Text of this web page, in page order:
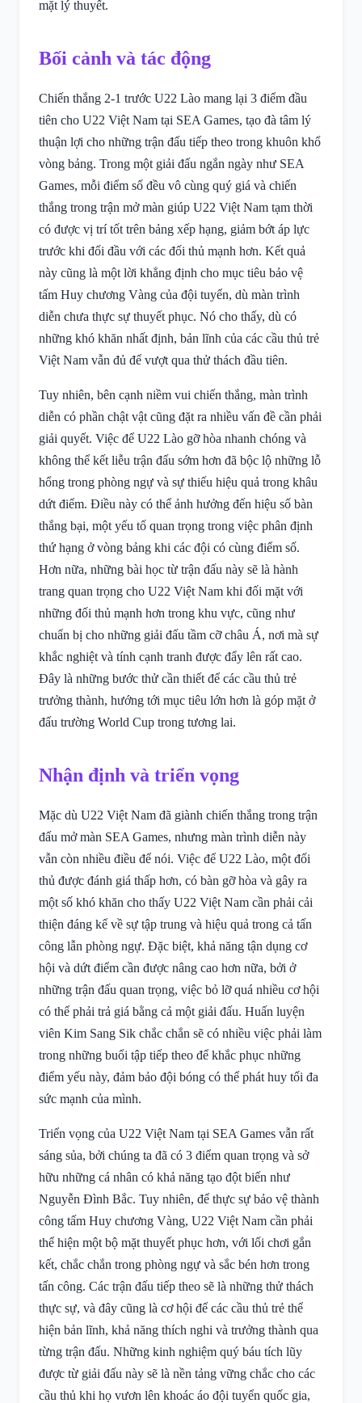
mặt lý thuyết.
Bối cảnh và tác động
Chiến thắng 2-1 trước U22 Lào mang lại 3 điểm đầu
tiên cho U22 Việt Nam tại SEA Games, tạo đà tâm lý
thuận lợi cho những trận đấu tiếp theo trong khuôn khổ
vòng bảng. Trong một giải đấu ngắn ngày như SEA
Games, mỗi điểm số đều vô cùng quý giá và chiến
thắng trong trận mở màn giúp U22 Việt Nam tạm thời
có được vị trí tốt trên bảng xếp hạng, giảm bớt áp lực
trước khi đối đầu với các đối thủ mạnh hơn. Kết quả
này cũng là một lời khẳng định cho mục tiêu bảo vệ
tấm Huy chương Vàng của đội tuyển, dù màn trình
diễn chưa thực sự thuyết phục. Nó cho thấy, dù có
những khó khăn nhất định, bản lĩnh của các cầu thủ trẻ
Việt Nam vẫn đủ để vượt qua thử thách đầu tiên.
Tuy nhiên, bên cạnh niềm vui chiến thắng, màn trình
diễn có phần chật vật cũng đặt ra nhiều vấn đề cần phải
giải quyết. Việc để U22 Lào gỡ hòa nhanh chóng và
không thể kết liễu trận đấu sớm hơn đã bộc lộ những lỗ
hổng trong phòng ngự và sự thiếu hiệu quả trong khâu
dứt điểm. Điều này có thể ảnh hưởng đến hiệu số bàn
thắng bại, một yếu tố quan trọng trong việc phân định
thứ hạng ở vòng bảng khi các đội có cùng điểm số.
Hơn nữa, những bài học từ trận đấu này sẽ là hành
trang quan trọng cho U22 Việt Nam khi đối mặt với
những đối thủ mạnh hơn trong khu vực, cũng như
chuẩn bị cho những giải đấu tầm cỡ châu Á, nơi mà sự
khắc nghiệt và tính cạnh tranh được đẩy lên rất cao.
Đây là những bước thử cần thiết để các cầu thủ trẻ
trưởng thành, hướng tới mục tiêu lớn hơn là góp mặt ở
đấu trường World Cup trong tương lai.
Nhận định và triển vọng
Mặc dù U22 Việt Nam đã giành chiến thắng trong trận
đấu mở màn SEA Games, nhưng màn trình diễn này
vẫn còn nhiều điều để nói. Việc để U22 Lào, một đối
thủ được đánh giá thấp hơn, có bàn gỡ hòa và gây ra
một số khó khăn cho thấy U22 Việt Nam cần phải cải
thiện đáng kể về sự tập trung và hiệu quả trong cả tấn
công lẫn phòng ngự. Đặc biệt, khả năng tận dụng cơ
hội và dứt điểm cần được nâng cao hơn nữa, bởi ở
những trận đấu quan trọng, việc bỏ lỡ quá nhiều cơ hội
có thể phải trả giá bằng cả một giải đấu. Huấn luyện
viên Kim Sang Sik chắc chắn sẽ có nhiều việc phải làm
trong những buổi tập tiếp theo để khắc phục những
điểm yếu này, đảm bảo đội bóng có thể phát huy tối đa
sức mạnh của mình.
Triển vọng của U22 Việt Nam tại SEA Games vẫn rất
sáng sủa, bởi chúng ta đã có 3 điểm quan trọng và sở
hữu những cá nhân có khả năng tạo đột biến như
Nguyễn Đình Bắc. Tuy nhiên, để thực sự bảo vệ thành
công tấm Huy chương Vàng, U22 Việt Nam cần phải
thể hiện một bộ mặt thuyết phục hơn, với lối chơi gắn
kết, chắc chắn trong phòng ngự và sắc bén hơn trong
tấn công. Các trận đấu tiếp theo sẽ là những thử thách
thực sự, và đây cũng là cơ hội để các cầu thủ trẻ thể
hiện bản lĩnh, khả năng thích nghi và trưởng thành qua
từng trận đấu. Những kinh nghiệm quý báu tích lũy
được từ giải đấu này sẽ là nền tảng vững chắc cho các
cầu thủ khi họ vươn lên khoác áo đội tuyển quốc gia,